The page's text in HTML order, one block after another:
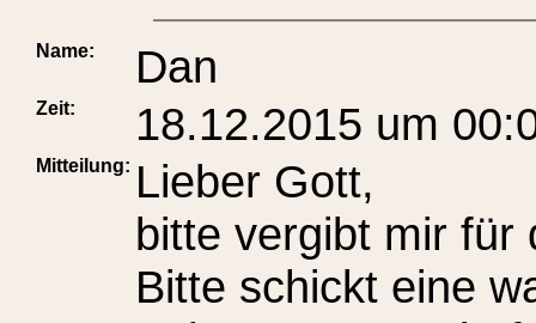
Name: Dan
Zeit: 18.12.2015 um
Mitteilung: Lieber Gott,
bitte vergibt mir für
Bitte schickt eine